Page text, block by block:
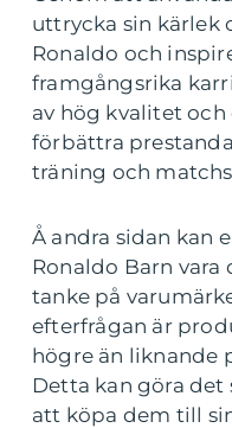
uttrycka sin kärlek
Ronaldo och
framgångsrika
av hög kvalitet
förbättra
träning och
Å andra sidan kan
Ronaldo Barn vara
tanke på
efterfrågan är
högre än liknande
Detta kan göra det
att köpa dem till